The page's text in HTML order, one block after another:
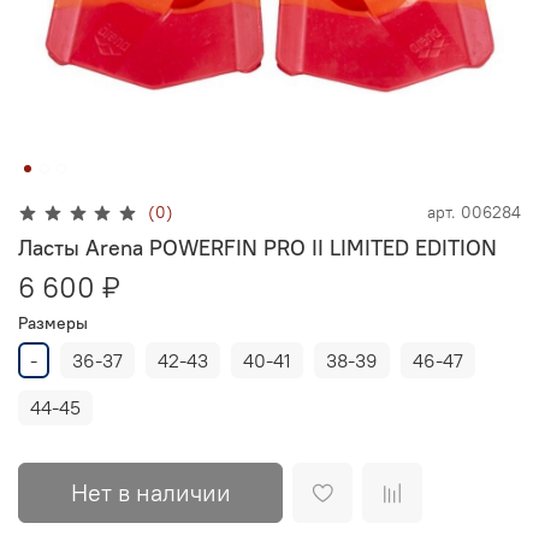
(0) арт. 006284
Ласты Arena POWERFIN PRO II LIMITED EDITION
6 600 ₽
Размеры
- 36-37 42-43 40-41 38-39
46-47
44-45
Нет в наличии